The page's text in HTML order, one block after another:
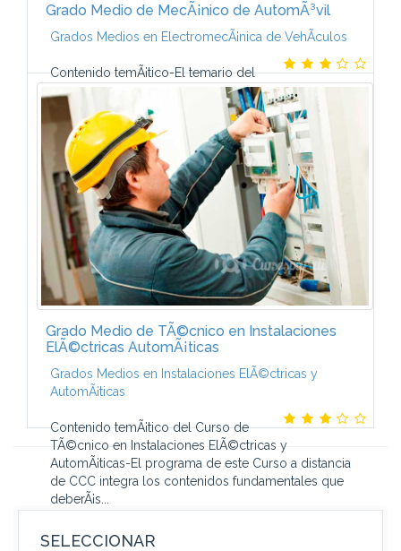
Grado Medio de MecÃ¡nico de AutomÃ³vil
Grados Medios en ElectromecÃ¡nica de VehÃ­culos
Contenido temÃ¡tico-El temario del
Curso de MecÃ¡nica de AutomÃ³vil a distancia lo
componen 8 mÃ³dulos formativos que contienen un
gran nÃºmero de ilustraciones, fotografÃ­as y...
Grado Medio de TÃ©cnico en Instalaciones
ElÃ©ctricas AutomÃ¡ticas
Grados Medios en Instalaciones ElÃ©ctricas y
AutomÃ¡ticas
Contenido temÃ¡tico del Curso de
TÃ©cnico en Instalaciones ElÃ©ctricas y
AutomÃ¡ticas-El programa de este Curso a distancia
de CCC integra los contenidos fundamentales que
deberÃ¡s...
SELECCIONAR